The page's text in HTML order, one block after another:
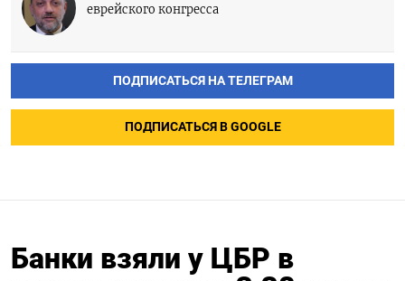
еврейского конгресса
ПОДПИСАТЬСЯ НА ТЕЛЕГРАМ
ПОДПИСАТЬСЯ В GOOGLE
Банки взяли у ЦБР в